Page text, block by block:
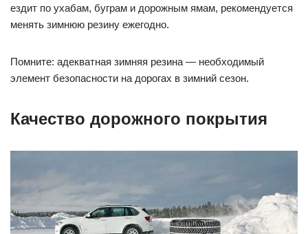
ездит по ухабам, буграм и дорожным ямам, рекомендуется
менять зимнюю резину ежегодно.
Помните: адекватная зимняя резина — необходимый
элемент безопасности на дорогах в зимний сезон.
Качество дорожного покрытия